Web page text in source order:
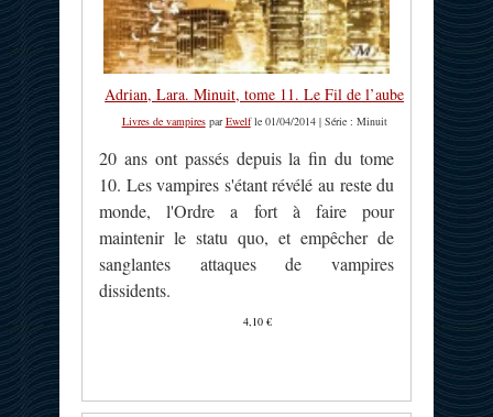
Adrian, Lara. Minuit, tome 11. Le Fil de l’aube
Livres de vampiresparEwelfle 01/04/2014 | Série : Minuit
20 ans ont passés depuis la fin du tome
10. Les vampires s'étant révélé au reste du
monde, l'Ordre a fort à faire pour
maintenir le statu quo, et empêcher de
sanglantes attaques de vampires
dissidents.
4,10 €